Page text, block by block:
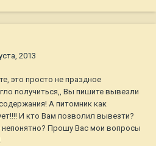
2013
это просто не праздное
получиться,, Вы пишите вывезли
А питомник как
И кто Вам позволил вывезти?
Прошу Вас мои вопросы